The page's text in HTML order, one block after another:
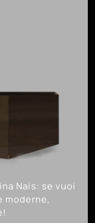
Nais: se vuoi
moderne,